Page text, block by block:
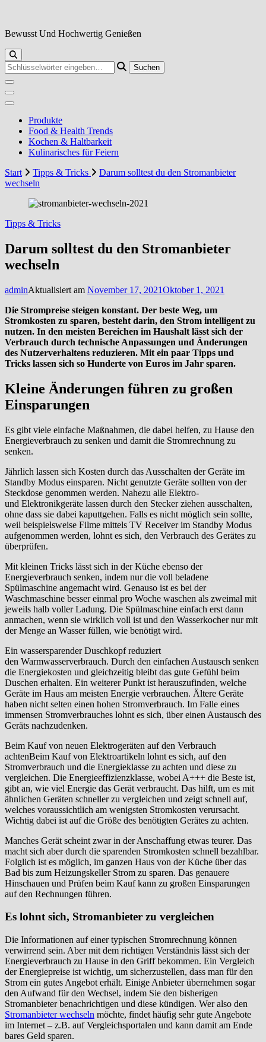
springen
Bewusst Und Hochwertig Genießen
Suchst
du
nach
etwas?
Produkte
Food & Health Trends
Kochen & Haltbarkeit
Kulinarisches für Feiern
Start
Tipps & Tricks
Darum solltest du den Stromanbieter
wechseln
Tipps & Tricks
Darum solltest du den Stromanbieter
wechseln
adminAktualisiert am November 17, 2021Oktober 1, 2021
Die Strompreise steigen konstant. Der beste Weg, um
Stromkosten zu sparen, besteht darin, den Strom intelligent zu
nutzen. In den meisten Bereichen im Haushalt lässt sich der
Verbrauch durch technische Anpassungen und Änderungen
des Nutzerverhaltens reduzieren. Mit ein paar Tipps und
Tricks lassen sich so Hunderte von Euros im Jahr sparen.
Kleine Änderungen führen zu großen
Einsparungen
Es gibt viele einfache Maßnahmen, die dabei helfen, zu Hause den
Energieverbrauch zu senken und damit die Stromrechnung zu
senken.
Jährlich lassen sich Kosten durch das Ausschalten der Geräte im
Standby Modus einsparen. Nicht genutzte Geräte sollten von der
Steckdose genommen werden. Nahezu alle Elektro-
und Elektronikgeräte lassen durch den Stecker ziehen ausschalten,
ohne dass sie dabei kaputtgehen. Falls es nicht möglich sein sollte,
weil beispielsweise Filme mittels TV Receiver im Standby Modus
aufgenommen werden, lohnt es sich, den Verbrauch des Gerätes zu
überprüfen.
Mit kleinen Tricks lässt sich in der Küche ebenso der
Energieverbrauch senken, indem nur die voll beladene
Spülmaschine angemacht wird. Genauso ist es bei der
Waschmaschine besser einmal pro Woche waschen als zweimal mit
jeweils halb voller Ladung. Die Spülmaschine einfach erst dann
anmachen, wenn sie wirklich voll ist und den Wasserkocher nur mit
der Menge an Wasser füllen, wie benötigt wird.
Ein wassersparenderDuschkopf reduziert
den Warmwasserverbrauch. Durch den einfachen Austausch senken
die Energiekosten und gleichzeitig bleibt das gute Gefühl beim
Duschen erhalten. Ein weiterer Punkt ist herauszufinden, welche
Geräte im Haus am meisten Energie verbrauchen. Ältere Geräte
haben nicht selten einen hohen Stromverbrauch. Im Falle eines
immensen Stromverbrauches lohnt es sich, über einen Austausch des
Geräts nachzudenken.
Beim Kauf von neuen Elektrogeräten auf den Verbrauch
achtenBeim Kauf von Elektroartikeln lohnt es sich, auf den
Stromverbrauch und die Energieklasse zu achten und diese zu
vergleichen. Die Energieeffizienzklasse, wobei A+++ die Beste ist,
gibt an, wie viel Energie das Gerät verbraucht. Das hilft, um es mit
ähnlichen Geräten schneller zu vergleichen und zeigt schnell auf,
welches voraussichtlich am wenigsten Stromkosten verursacht.
Wichtig dabei ist auf die Größe des benötigten Gerätes zu achten.
Manches Gerät scheint zwar in der Anschaffung etwas teurer. Das
macht sich aber durch die sparenden Stromkosten schnell bezahlbar.
Folglich ist es möglich, im ganzen Haus von der Küche über das
Bad bis zum Heizungskeller Strom zu sparen. Das genauere
Hinschauen und Prüfen beim Kauf kann zu großen Einsparungen
auf den Rechnungen führen.
Es lohnt sich, Stromanbieter zu vergleichen
Die Informationen auf einer typischen Stromrechnung können
verwirrend sein. Aber mit dem richtigen Verständnis lässt sich der
Energieverbrauch zu Hause in den Griff bekommen. Ein Vergleich
der Energiepreise ist wichtig, um sicherzustellen, dass man für den
Strom ein gutes Angebot erhält. Einige Anbieter übernehmen sogar
den Aufwand für den Wechsel, indem Sie den bisherigen
Stromanbieter benachrichtigen und diese kündigen. Wer also den
Stromanbieter wechseln möchte, findet häufig sehr gute Angebote
im Internet – z.B. auf Vergleichsportalen und kann damit am Ende
bares Geld sparen.